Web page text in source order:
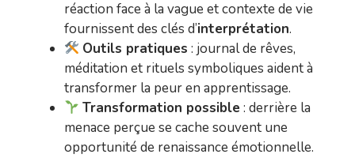
réaction face à la vague et contexte de vie
fournissent des clés d’interprétation.
Outils pratiques : journal de rêves,
méditation et rituels symboliques aident à
transformer la peur en apprentissage.
Transformation possible : derrière la
menace perçue se cache souvent une
opportunité de renaissance émotionnelle.